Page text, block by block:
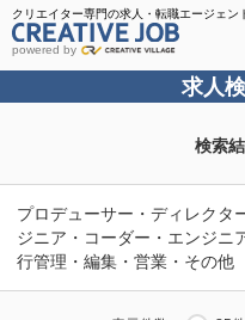
クリエイター専門の求人・転職エージェン
powered by
求人
検索
プロデューサー・ディレクタ
ジニア・コーダー・エンジニ
行管理・編集・営業・その他